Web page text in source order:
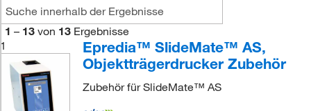
1 – 13 von 13 Ergebnisse
1
Epredia™ SlideMate™ AS,
Objektträgerdrucker Zubehör
Zubehör für SlideMate™ AS